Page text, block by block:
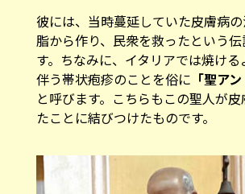
彼には、当時蔓延していた皮膚病
脂から作り、民衆を救ったという
す。ちなみに、イタリアでは焼ける
伴う帯状疱疹のことを俗に 「聖ア
と呼びます。こちらもこの聖人が
たことに結びつけたものです。